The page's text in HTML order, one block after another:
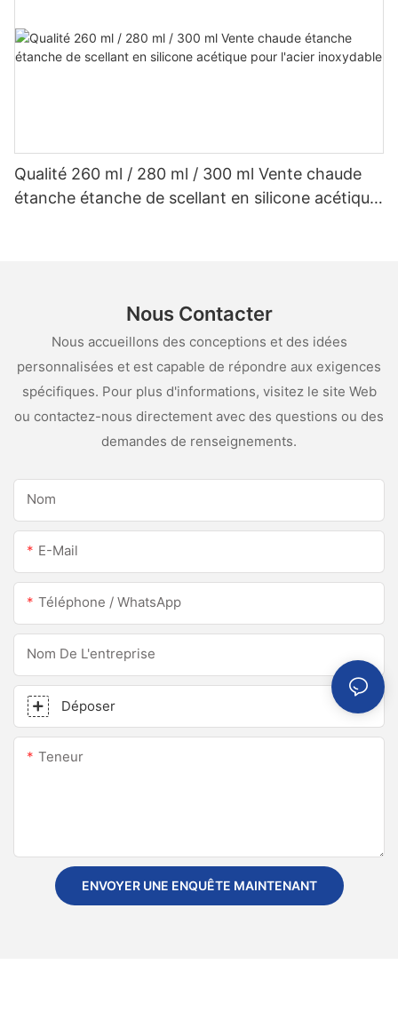
Qualité 260 ml / 280 ml / 300 ml Vente chaude
étanche étanche de scellant en silicone acétique
Nous Contacter
Nous accueillons des conceptions et des idées
personnalisées et est capable de répondre aux exigences
spécifiques. Pour plus d'informations, visitez le site Web
ou contactez-nous directement avec des questions ou des
demandes de renseignements.
Nom
E-Mail
Téléphone / WhatsApp
Nom De L'entreprise
Déposer
Teneur
ENVOYER UNE ENQUÊTE MAINTENANT